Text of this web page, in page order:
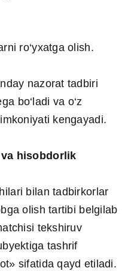
ro‘yxatga olish.
nazorat tadbiri
bo‘ladi va o‘z
kengayadi.
hisobdorlik
bilan tadbirkorlar
olish tartibi belgilab
tekshiruv
tashrif
sifatida qayd etiladi.